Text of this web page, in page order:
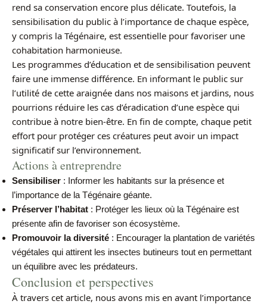
rend sa conservation encore plus délicate. Toutefois, la
sensibilisation du public à l’importance de chaque espèce,
y compris la Tégénaire, est essentielle pour favoriser une
cohabitation harmonieuse.
Les programmes d’éducation et de sensibilisation peuvent
faire une immense différence. En informant le public sur
l’utilité de cette araignée dans nos maisons et jardins, nous
pourrions réduire les cas d’éradication d’une espèce qui
contribue à notre bien-être. En fin de compte, chaque petit
effort pour protéger ces créatures peut avoir un impact
significatif sur l’environnement.
Actions à entreprendre
Sensibiliser : Informer les habitants sur la présence et
l’importance de la Tégénaire géante.
Préserver l’habitat : Protéger les lieux où la Tégénaire est
présente afin de favoriser son écosystème.
Promouvoir la diversité : Encourager la plantation de variétés
végétales qui attirent les insectes butineurs tout en permettant
un équilibre avec les prédateurs.
Conclusion et perspectives
À travers cet article, nous avons mis en avant l’importance